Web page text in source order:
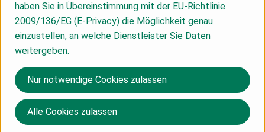
Zutaten
Nährwert-Info
Produktdatenblatt
haben Sie in Übereinstimmung mit der EU-Richtlinie
2009/136/EG (E-Privacy) die Möglichkeit genau
einzustellen, an welche Dienstleister Sie Daten
weitergeben.
Nur notwendige Cookies zulassen
Alle Cookies zulassen